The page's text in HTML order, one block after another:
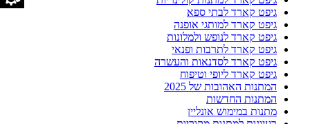
גיפט קארד לבתי ספא
גיפט קארד למותגי אופנה
גיפט קארד לנופש ולמלונות
גיפט קארד לתרבות ופנאי
גיפט קארד לסדנאות והעשרה
גיפט קארד ליופי וטיפוח
המתנות האהובות של 2025
המתנות החדשות
מתנות במימוש אונליין